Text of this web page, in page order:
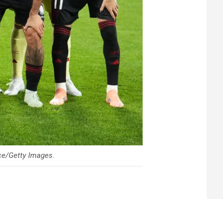
Getty Images.